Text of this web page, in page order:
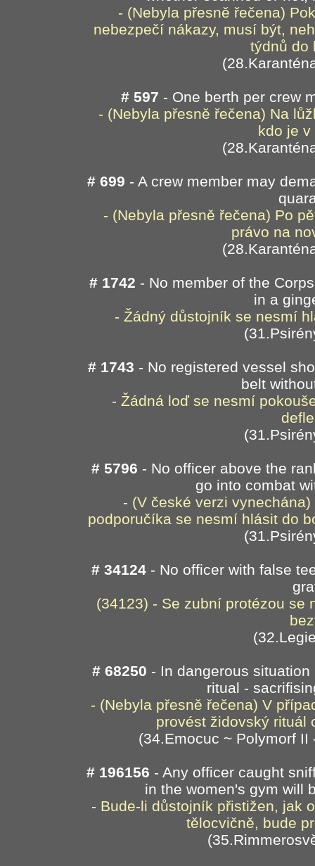
- (Nebyla přesně řečena)
nebezpečí nákazy, musí být,
týdnů do
# 597 - One berth per crew
- (Nebyla přesně řečena) Na
kdo je v
# 699 - A crew member may
- (Nebyla přesně řečena) Po
právo na
# 1742 - No member of the
in a
- Žádný důstojník se nesmí
# 1743 - No registered vessel
belt
- Žádná loď se nesmí
# 5796 - No officer above the
go into combat
- (V české verzi
podporučíka se nesmí hlásit do
# 34124 - No officer with false
(34123) - Se zubní protézou se
# 68250 - In dangerous
ritual -
- (Nebyla přesně řečena) V
provést židovský rituál
(34.Emocuc ~ Polymorf
# 196156 - Any officer caught
in the women's gym will
- Bude-li důstojník přistižen, jak
tělocvičně, bude